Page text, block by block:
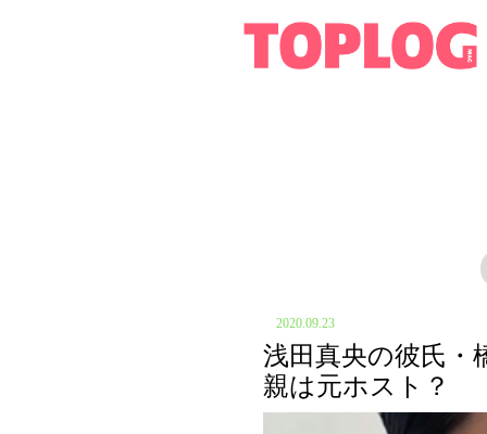
2020.09.23
浅田真央の彼氏・
親は元ホスト？